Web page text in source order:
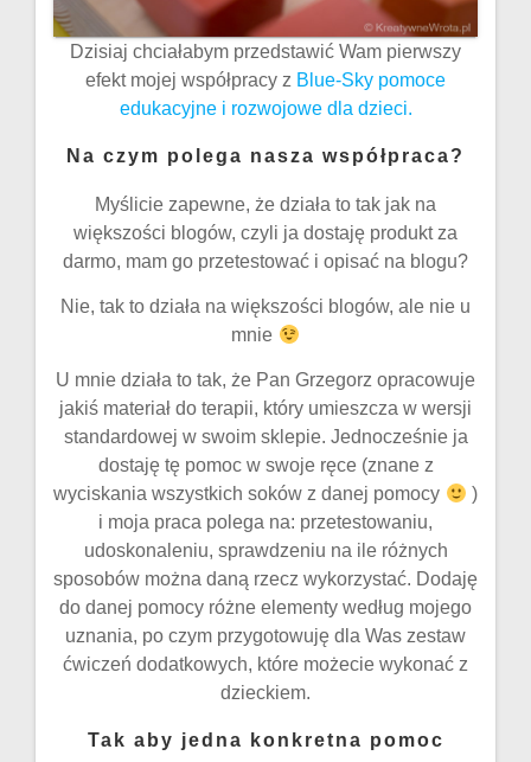
Dzisiaj chciałabym przedstawić Wam pierwszy
efekt mojej współpracy z Blue-Sky pomoce
edukacyjne i rozwojowe dla dzieci.
Na czym polega nasza współpraca?
Myślicie zapewne, że działa to tak jak na
większości blogów, czyli ja dostaję produkt za
darmo, mam go przetestować i opisać na blogu?
Nie, tak to działa na większości blogów, ale nie u
mnie
U mnie działa to tak, że Pan Grzegorz opracowuje
jakiś materiał do terapii, który umieszcza w wersji
standardowej w swoim sklepie. Jednocześnie ja
dostaję tę pomoc w swoje ręce (znane z
wyciskania wszystkich soków z danej pomocy
)
i moja praca polega na: przetestowaniu,
udoskonaleniu, sprawdzeniu na ile różnych
sposobów można daną rzecz wykorzystać. Dodaję
do danej pomocy różne elementy według mojego
uznania, po czym przygotowuję dla Was zestaw
ćwiczeń dodatkowych, które możecie wykonać z
dzieckiem.
Tak aby jedna konkretna pomoc